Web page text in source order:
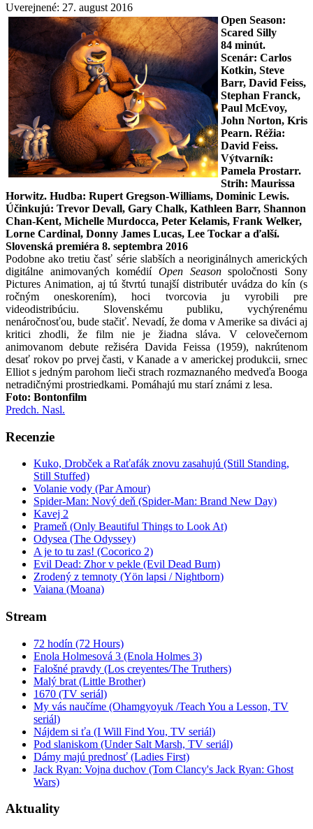
Uverejnené: 27. august 2016
Open Season:
Scared Silly
84 minút.
Scenár: Carlos
Kotkin, Steve
Barr, David Feiss,
Stephan Franck,
Paul McEvoy,
John Norton, Kris
Pearn. Réžia:
David Feiss.
Výtvarník:
Pamela Prostarr.
Strih: Maurissa
Horwitz. Hudba: Rupert Gregson-Williams, Dominic Lewis.
Účinkujú: Trevor Devall, Gary Chalk, Kathleen Barr, Shannon
Chan-Kent, Michelle Murdocca, Peter Kelamis, Frank Welker,
Lorne Cardinal, Donny James Lucas, Lee Tockar a ďalší.
Slovenská premiéra 8. septembra 2016
Podobne ako tretiu časť série slabších a neoriginálnych amerických
digitálne animovaných komédií Open Seasonspoločnosti Sony
Pictures Animation, aj tú štvrtú tunajší distributér uvádza do kín (s
ročným oneskorením), hoci tvorcovia ju vyrobili pre
videodistribúciu. Slovenskému publiku, vychýrenému
nenáročnosťou, bude stačiť. Nevadí, že doma v Amerike sa diváci aj
kritici zhodli, že film nie je žiadna sláva. V celovečernom
animovanom debute režiséra Davida Feissa (1959), nakrútenom
desať rokov po prvej časti, v Kanade a v americkej produkcii, srnec
Elliot s jedným parohom lieči strach rozmaznaného medveďa Booga
netradičnými prostriedkami. Pomáhajú mu starí známi z lesa.
Foto: Bontonfilm
Predch. Nasl.
Recenzie
Kuko, Drobček a Raťafák znovu zasahujú (Still Standing,
Still Stuffed)
Volanie vody (Par Amour)
Spider-Man: Nový deň (Spider-Man: Brand New Day)
Kavej 2
Prameň (Only Beautiful Things to Look At)
Odysea (The Odyssey)
A je to tu zas! (Cocorico 2)
Evil Dead: Zhor v pekle (Evil Dead Burn)
Zrodený z temnoty (Yön lapsi / Nightborn)
Vaiana (Moana)
Stream
72 hodín (72 Hours)
Enola Holmesová 3 (Enola Holmes 3)
Falošné pravdy (Los creyentes/The Truthers)
Malý brat (Little Brother)
1670 (TV seriál)
My vás naučíme (Ohamgyoyuk /Teach You a Lesson, TV
seriál)
Nájdem si ťa (I Will Find You, TV seriál)
Pod slaniskom (Under Salt Marsh, TV seriál)
Dámy majú prednosť (Ladies First)
Jack Ryan: Vojna duchov (Tom Clancy's Jack Ryan: Ghost
Wars)
Aktuality